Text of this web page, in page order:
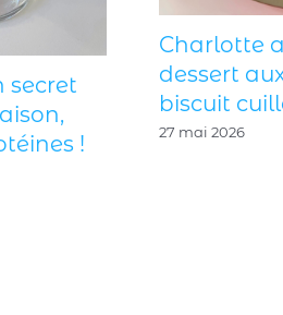
Charlotte aux fraises : un
aux fruits avec un
biscuit cuillère maison
27 mai 2026